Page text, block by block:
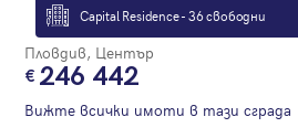
Capital Residence - 36 свободни
Пловдив, Център
246 442
Вижте всички имоти в тази сграда